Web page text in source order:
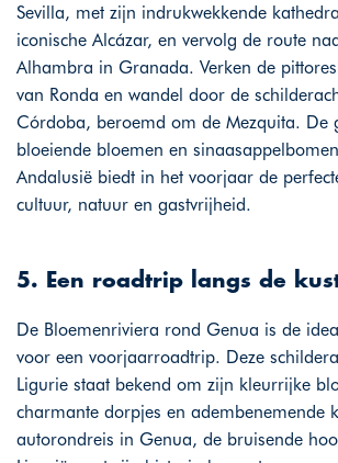
Sevilla, met zijn indrukwekkende
iconische Alcázar, en vervolg de route
Alhambra in Granada. Verken de
van Ronda en wandel door de
Córdoba, beroemd om de Mezquita. De
bloeiende bloemen en
Andalusië biedt in het voorjaar de
cultuur, natuur en gastvrijheid.
5. Een roadtrip langs de
De Bloemenriviera rond Genua is de
voor een voorjaarroadtrip. Deze
Ligurie staat bekend om zijn kleurrijke
charmante dorpjes en adembenemende
autorondreis in Genua, de bruisende